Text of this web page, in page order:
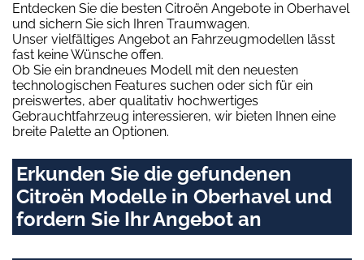
Entdecken Sie die besten Citroën Angebote in Oberhavel
und sichern Sie sich Ihren Traumwagen.
Unser vielfältiges Angebot an Fahrzeugmodellen lässt
fast keine Wünsche offen.
Ob Sie ein brandneues Modell mit den neuesten
technologischen Features suchen oder sich für ein
preiswertes, aber qualitativ hochwertiges
Gebrauchtfahrzeug interessieren, wir bieten Ihnen eine
breite Palette an Optionen.
Erkunden Sie die gefundenen
Citroën Modelle in Oberhavel und
fordern Sie Ihr Angebot an